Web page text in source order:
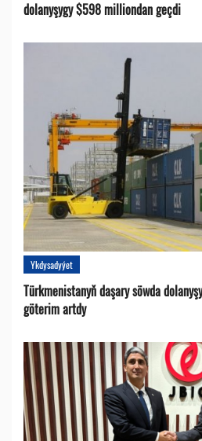
dolanyşygy $598 milliondan geçdi
Ykdysadyýet
Türkmenistanyň daşary söwda
göterim artdy